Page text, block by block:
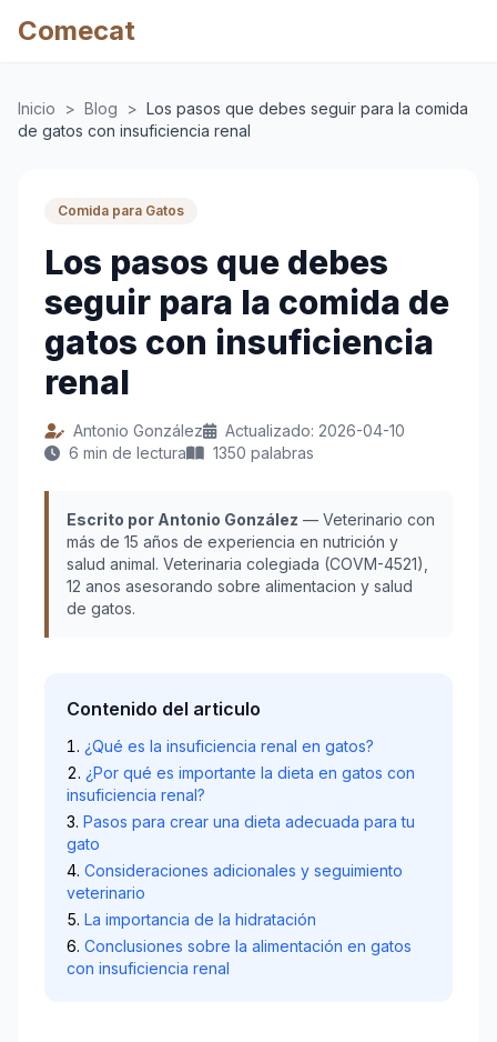
Comecat
Inicio > Blog > Los pasos que debes seguir para la comida
de gatos con insuficiencia renal
Comida para Gatos
Los pasos que debes
seguir para la comida de
gatos con insuficiencia
renal
Antonio González
Actualizado: 2026-04-10
6 min de lectura
1350 palabras
Escrito por Antonio González — Veterinario con
más de 15 años de experiencia en nutrición y
salud animal. Veterinaria colegiada (COVM-4521),
12 anos asesorando sobre alimentacion y salud
de gatos.
Contenido del articulo
¿Qué es la insuficiencia renal en gatos?
¿Por qué es importante la dieta en gatos con
insuficiencia renal?
Pasos para crear una dieta adecuada para tu
gato
Consideraciones adicionales y seguimiento
veterinario
La importancia de la hidratación
Conclusiones sobre la alimentación en gatos
con insuficiencia renal